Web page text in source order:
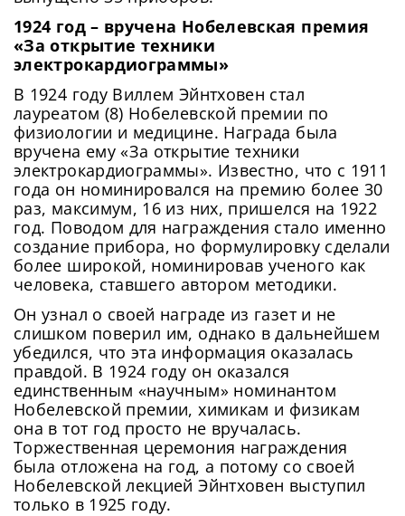
1924 год – вручена Нобелевская премия
«За открытие техники
электрокардиограммы»
В 1924 году Виллем Эйнтховен стал
лауреатом (8) Нобелевской премии по
физиологии и медицине. Награда была
вручена ему «За открытие техники
электрокардиограммы». Известно, что с 1911
года он номинировался на премию более 30
раз, максимум, 16 из них, пришелся на 1922
год. Поводом для награждения стало именно
создание прибора, но формулировку сделали
более широкой, номинировав ученого как
человека, ставшего автором методики.
Он узнал о своей награде из газет и не
слишком поверил им, однако в дальнейшем
убедился, что эта информация оказалась
правдой. В 1924 году он оказался
единственным «научным» номинантом
Нобелевской премии, химикам и физикам
она в тот год просто не вручалась.
Торжественная церемония награждения
была отложена на год, а потому со своей
Нобелевской лекцией Эйнтховен выступил
только в 1925 году.